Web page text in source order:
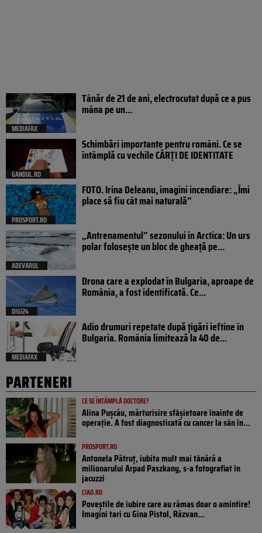
MEDIAFAX
Tânăr de 21 de ani, electrocutat după ce a pus
mâna pe un...
GANDUL.RO
Schimbări importante pentru români. Ce se
întâmplă cu vechile CĂRȚI DE IDENTITATE
PROSPORT.RO
FOTO. Irina Deleanu, imagini incendiare: „Îmi
place să fiu cât mai naturală”
ADEVARUL
„Antrenamentul” sezonului în Arctica: Un urs
polar folosește un bloc de gheață pe...
DIGI24
Drona care a explodat în Bulgaria, aproape de
România, a fost identificată. Ce...
MEDIAFAX
Adio drumuri repetate după țigări ieftine în
Bulgaria. România limitează la 40 de...
PARTENERI
CE SE ÎNTÂMPLĂ DOCTORE?
Alina Pușcău, mărturisire sfâșietoare înainte de
operație. A fost diagnosticată cu cancer la sân în...
PROSPORT.RO
Antonela Pătruț, iubita mult mai tânără a
milionarului Arpad Paszkany, s-a fotografiat în
jacuzzi
CIAO.RO
Poveştile de iubire care au rămas doar o amintire!
Imagini tari cu Gina Pistol, Răzvan...